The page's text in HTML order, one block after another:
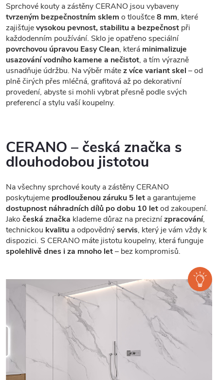
Sprchové kouty a zástěny CERANO jsou vybaveny
tvrzeným bezpečnostním sklem o tloušťce8 mm, které
zajišťujevysokou pevnost, stabilitu a bezpečnost při
každodenním používání. Sklo je opatřeno speciální
povrchovou úpravou Easy Clean, která minimalizuje
usazování vodního kamene a nečistot, a tím výrazně
usnadňuje údržbu. Na výběr mátez více variant skel – od
plně čirých přes mléčná, grafitová až po dekorativní
provedení, abyste si mohli vybrat přesně podle svých
preferencí a stylu vaší koupelny.
CERANO – česká značka s
dlouhodobou jistotou
Na všechny sprchové kouty a zástěny CERANO
poskytujeme prodlouženou záruku 5 let a garantujeme
dostupnost náhradních dílů po dobu 10 letod zakoupení.
Jako česká značka klademe důraz na preciznízpracování,
technickou kvalitu a odpovědnýservis, který je vám vždy k
dispozici. S CERANO máte jistotu koupelny, která funguje
spolehlivě dnes i za mnoho let– bez kompromisů.